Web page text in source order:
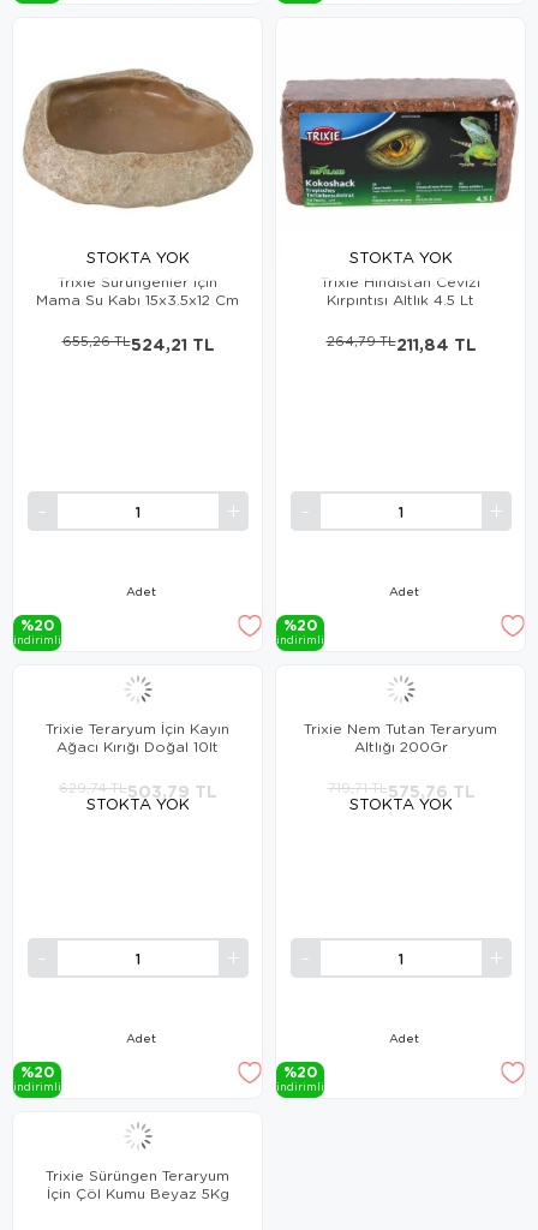
STOKTA YOK
Trixie Sürüngenler için
Mama Su Kabı 15x3.5x12 Cm
Adet
524,21 TL
655,26 TL
%20
i̇ndi̇ri̇mli̇
STOKTA YOK
Trixie Hindistan Cevizi
Kırpıntısı Altlık 4.5 Lt
Adet
211,84 TL
264,79 TL
%20
i̇ndi̇ri̇mli̇
STOKTA YOK
Trixie Teraryum İçin Kayın
Ağacı Kırığı Doğal 10lt
Adet
503,79 TL
629,74 TL
%20
i̇ndi̇ri̇mli̇
STOKTA YOK
Trixie Nem Tutan Teraryum
Altlığı 200Gr
Adet
575,76 TL
719,71 TL
%20
i̇ndi̇ri̇mli̇
Trixie Sürüngen Teraryum
İçin Çöl Kumu Beyaz 5Kg